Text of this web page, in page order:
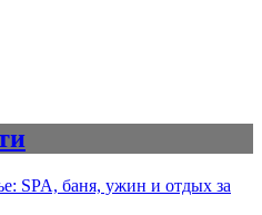
SPA, баня, ужин и отдых за